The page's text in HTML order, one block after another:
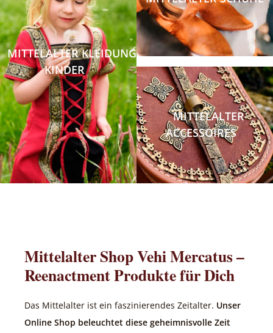
MITTELALTER KLEIDUNG
KINDER
MITTELALTER
ACCESSOIRES
Mittelalter Shop Vehi Mercatus –
Reenactment Produkte für Dich
Das Mittelalter ist ein faszinierendes Zeitalter. Unser
Online Shop beleuchtet diese geheimnisvolle Zeit